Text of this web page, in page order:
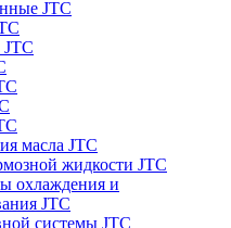
JTC
JTC
масла JTC
жидкости JTC
охлаждения и
JTC
системы JTC